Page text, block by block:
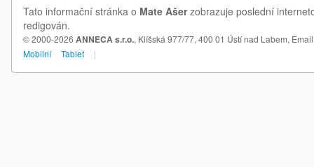
Tato informační stránka o Mate Ašerzobrazuje poslední
redigován.
© 2000-2026 ANNECA s.r.o., Klíšská 977/77, 400 01 Ústí nad Labem,
Mobilní
Tablet |